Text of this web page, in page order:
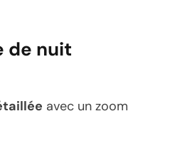
de nuit
avec un zoom